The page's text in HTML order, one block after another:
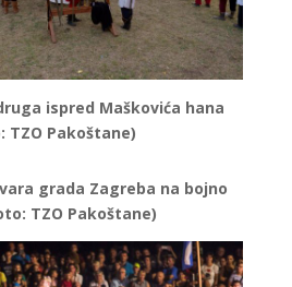
ispred Maškovića hana
TZO Pakoštane)
grada Zagreba na bojno
TZO Pakoštane)